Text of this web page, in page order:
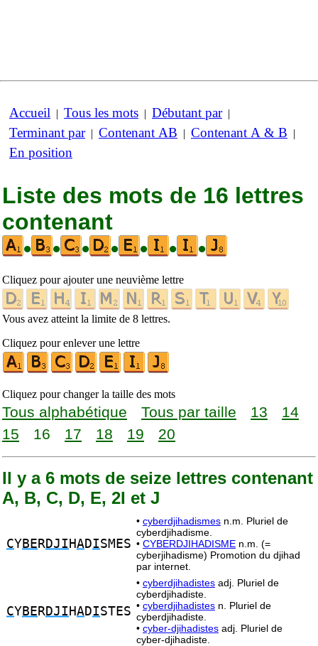
Accueil | Tous les mots | Débutant par|
Terminant par| Contenant AB | Contenant A & B |
En position
Liste des mots de 16 lettres
contenant
•
• • • • • •
Cliquez pour ajouter une neuvième lettre
Vous avez atteint la limite de 8 lettres.
Cliquez pour enlever une lettre
Cliquez pour changer la taille des mots
Tous alphabétique Tous par taille 13
14
15
16 17 18 19 20
Il y a 6 mots de seize lettres contenant
A, B, C, D, E, 2I et J
CYBE RDJI HADISMES
• cyberdjihadismes n.m. Pluriel de
cyberdjihadisme.
• CYBERDJIHADISME n.m. (=
cyberjihadisme) Promotion du djihad
par internet.
CYBE RDJI HADISTES
• cyberdjihadistes adj. Pluriel de
cyberdjihadiste.
• cyberdjihadistes n. Pluriel de
cyberdjihadiste.
• cyber-djihadistes adj. Pluriel de
cyber-djihadiste.